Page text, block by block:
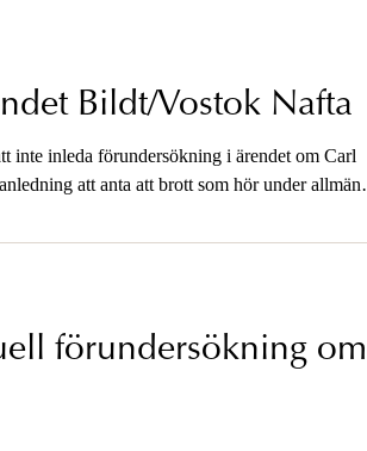
Bildt/Vostok Nafta
inte inleda förundersökning i ärendet om Carl
att anta att brott som hör under allmänt
förundersökning om